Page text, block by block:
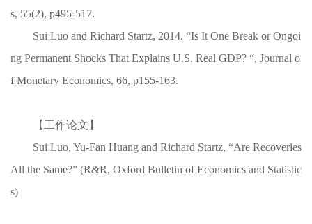
s, 55(2), p495-517.
Sui Luo and Richard Startz, 2014. “Is It One Break or Ongoi
ng Permanent Shocks That Explains U.S. Real GDP? “, Journal o
f Monetary Economics, 66, p155-163.
【工作论文】
Sui Luo, Yu-Fan Huang and Richard Startz, “Are Recoveries
All the Same?” (R&R, Oxford Bulletin of Economics and Statistic
s)